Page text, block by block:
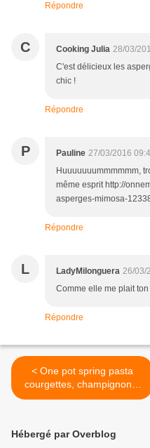
Répondre
C Cooking Julia 28/03/
C'est délicieux les
chic !
Répondre
P Pauline 27/03/2016
Huuuuuuummmmmm,
même esprit http://
asperges-mimosa-
Répondre
L LadyMilonguera 26/03/
Comme elle me plait
Répondre
< One pot spring pasta
courgettes, champignons,
petits pois
Hébergé par Overblog